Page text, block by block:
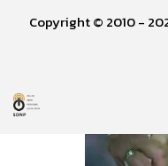
Copyright © 2010 -